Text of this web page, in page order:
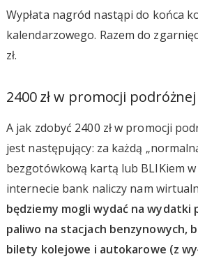
Wypłata nagród nastąpi do końca
kalendarzowego. Razem do
zł.
2400 zł w promocji podróżnej
A jak zdobyć 2400 zł w promocji
jest następujący: za każdą
bezgotówkową kartą lub BLIKiem w
internecie bank naliczy nam
będziemy mogli wydać na wydatki
paliwo na stacjach benzynowych,
bilety kolejowe i autokarowe (z